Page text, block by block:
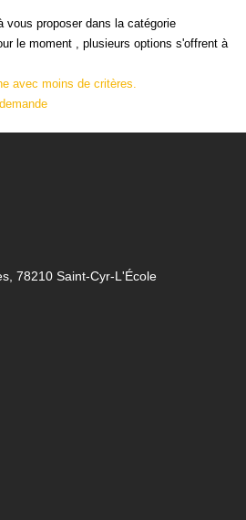
vous proposer dans la catégorie
le moment , plusieurs options s'offrent à
avec moins de critères.
78210 Saint-Cyr-L'École